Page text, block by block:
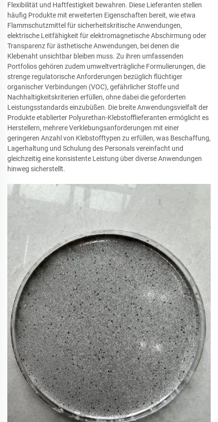
Flexibilität und Haftfestigkeit bewahren. Diese Lieferanten stellen
häufig Produkte mit erweiterten Eigenschaften bereit, wie etwa
Flammschutzmittel für sicherheitskritische Anwendungen,
elektrische Leitfähigkeit für elektromagnetische Abschirmung oder
Transparenz für ästhetische Anwendungen, bei denen die
Klebenaht unsichtbar bleiben muss. Zu ihren umfassenden
Portfolios gehören zudem umweltverträgliche Formulierungen, die
strenge regulatorische Anforderungen bezüglich flüchtiger
organischer Verbindungen (VOC), gefährlicher Stoffe und
Nachhaltigkeitskriterien erfüllen, ohne dabei die geforderten
Leistungsstandards einzubüßen. Die breite Anwendungsvielfalt der
Produkte etablierter Polyurethan-Klebstofflieferanten ermöglicht es
Herstellern, mehrere Verklebungsanforderungen mit einer
geringeren Anzahl von Klebstofftypen zu erfüllen, was Beschaffung,
Lagerhaltung und Schulung des Personals vereinfacht und
gleichzeitig eine konsistente Leistung über diverse Anwendungen
hinweg sicherstellt.